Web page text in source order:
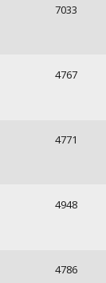
7033
4767
4771
4948
4786